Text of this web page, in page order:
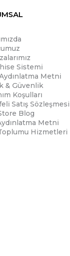
Sistemi
Metni
& Güvenlik
Koşulları
Satış Sözleşmesi
Blog
Metni
Hizmetleri